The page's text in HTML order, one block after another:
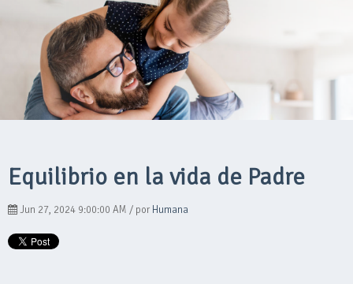
Equilibrio en la vida de Padre
Jun 27, 2024 9:00:00 AM / por Humana